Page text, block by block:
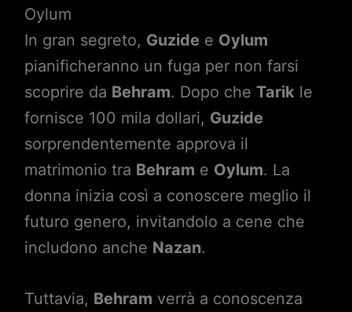
Oylum
In gran segreto, Guzide e Oylum
pianificheranno un fuga per non farsi
scoprire da Behram. Dopo che Tarikle
fornisce 100 mila dollari, Guzide
sorprendentemente approva il
matrimonio tra Behram e Oylum. La
donna inizia così a conoscere meglio il
futuro genero, invitandolo a cene che
includono anche Nazan.
Tuttavia, Behram verrà a conoscenza